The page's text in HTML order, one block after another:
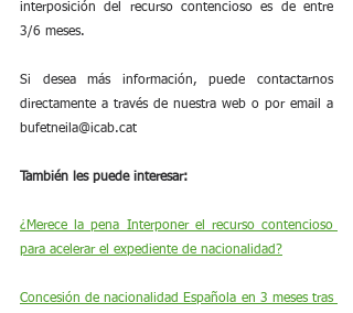
interposición del recurso contencioso es de entre
3/6 meses.
Si desea más información, puede contactarnos
directamente a través de nuestra web o por email a
bufetneila@icab.cat
También les puede interesar:
¿Merece la pena Interponer el recurso contencioso
para acelerar el expediente de nacionalidad?
Concesión de nacionalidad Española en 3 meses tras